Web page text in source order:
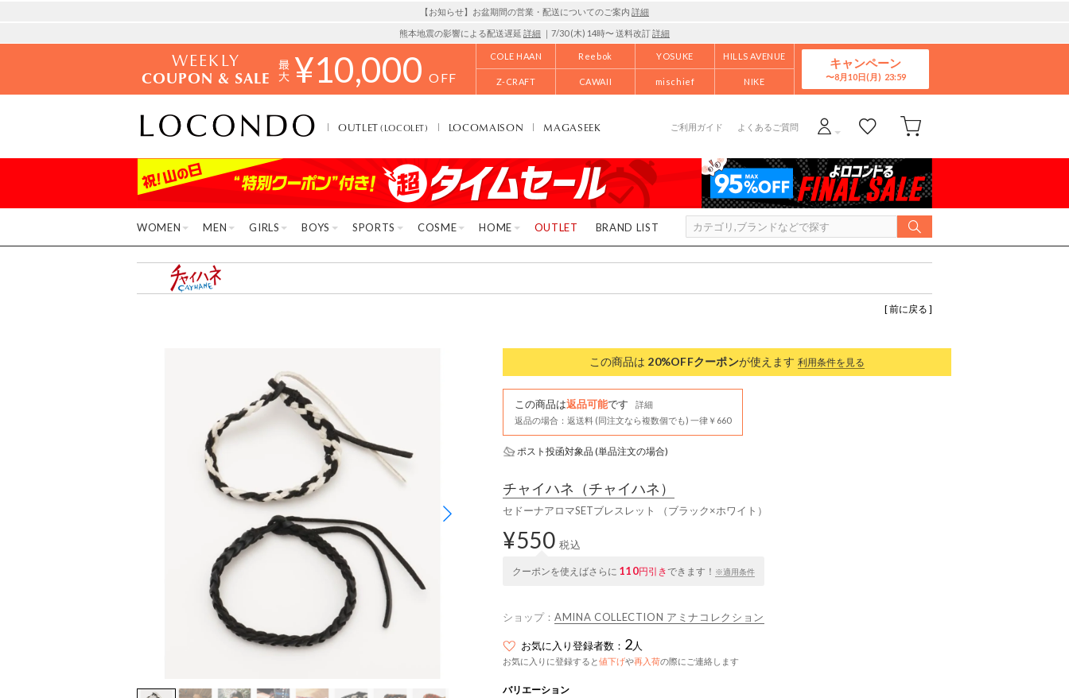
【お知らせ】お盆期間の営業・配送についてのご案内 詳細
熊本地震の影響による配送遅延 詳細 ｜7/30 (木) 14時〜 送料改訂詳細
WEEKLY
COUPON & SALE ¥10,000 OFF
COLE HAAN Reebok YOSUKE HILLS AVENUE
Z-CRAFT CAWAII mischief NIKE
キャンペーン
8月10日(月)
OUTLET(LOCOLET) LOCOMAISON MAGASEEK ご利用ガイド よくあるご質問
WOMEN MEN GIRLS BOYS SPORTS COSME HOME OUTLET BRAND LIST
[ 前に戻る ]
この商品は 20%OFFクーポンが使えます 利用条件を見る
この商品は返品可能です
詳細
返品の場合：返送料 (同注文なら複数個でも) 一律￥660
ポスト投函対象品 (単品注文の場合)
チャイハネ （チャイハネ）
セドーナアロマSETブレスレット （ブラック×ホワイト）
¥550 税込
クーポンを使えばさらに 110円引きできます！ ※適用条件
ショップ： AMINA COLLECTION アミナコレクション
お気に入り登録者数： 2人
お気に入りに登録すると値下げや再入荷の際にご連絡します
バリエーション